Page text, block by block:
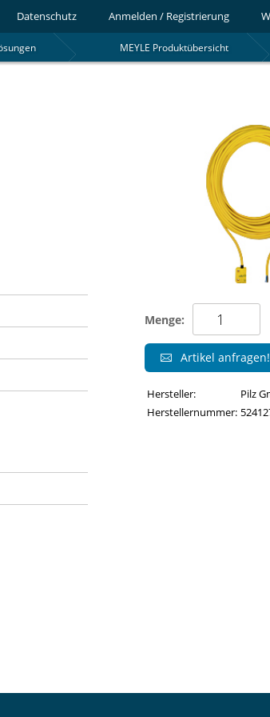
Datenschutz Anmelden / Registrierung
MEYLE Produktübersicht
Menge:
Artikel anfragen!
Hersteller:
Pilz
Herstellernummer: